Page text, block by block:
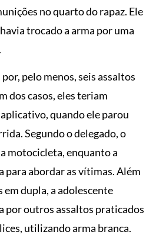
no quarto do rapaz. Ele
trocado a arma por uma
pelo menos, seis assaltos
dos casos, eles teriam
quando ele parou
Segundo o delegado, o
motocicleta, enquanto a
para abordar as vítimas. Além
dupla, a adolescente
por outros assaltos praticados
utilizando arma branca.